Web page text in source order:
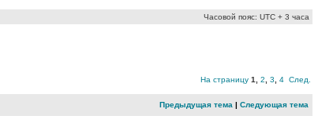
Часовой пояс: UTC + 3 часа
На страницу 1 2 3 4 След.
Предыдущая тема | Следующая тема